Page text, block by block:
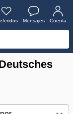
Mensajes Cuenta